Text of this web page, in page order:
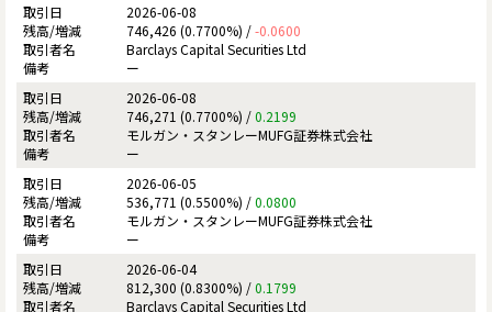
2026-06-08
746,426 (0.7700%) /-0.0600
Barclays Capital Securities Ltd
ー
2026-06-08
746,271 (0.7700%) /0.2199
モルガン・スタンレーMUFG証券株式会社
ー
2026-06-05
536,771 (0.5500%) /0.0800
モルガン・スタンレーMUFG証券株式会社
ー
2026-06-04
812,300 (0.8300%) /0.1799
Barclays Capital Securities Ltd